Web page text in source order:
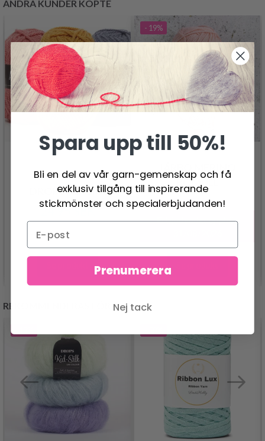
ANDRA KUNDER KÖPTE
DROPS ALASKA
24.95 SEK
- 19%
JÄRBO MERINO
BOMULL
42.95 SEK52.95 SEK
Erbjudandet upphör
REKOMMENDERAS FÖR DIG
Spara upp till 50%!
Bli en del av vår garn-gemenskap och få
exklusiv tillgång till inspirerande
stickmönster och specialerbjudanden!
Prenumerera
Nej tack